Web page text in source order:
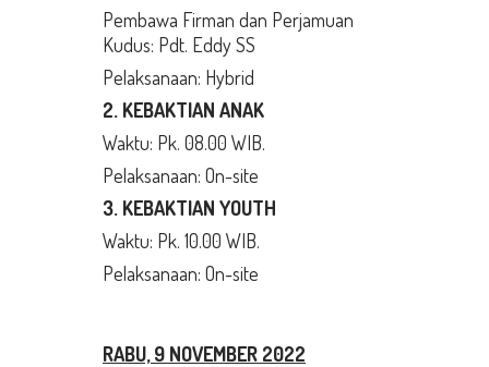
Pembawa Firman dan Perjamuan
Kudus: Pdt. Eddy SS
Pelaksanaan: Hybrid
2. KEBAKTIAN ANAK
Waktu: Pk. 08.00 WIB.
Pelaksanaan: On-site
3. KEBAKTIAN YOUTH
Waktu: Pk. 10.00 WIB.
Pelaksanaan: On-site
RABU, 9 NOVEMBER 2022